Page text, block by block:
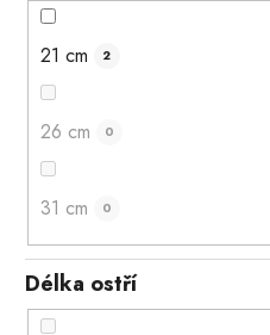
21 cm 2
26 cm 0
31 cm 0
Délka ostří